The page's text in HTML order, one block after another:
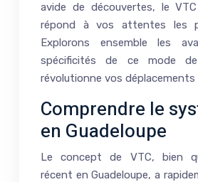
avide de découvertes, le
répond à vos attentes les
Explorons ensemble les
spécificités de ce mode
révolutionne vos déplacements
Comprendre le
en Guadeloupe
Le concept de VTC, bien
récent en Guadeloupe, a